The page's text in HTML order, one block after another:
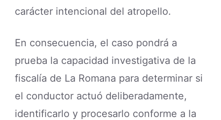
carácter intencional del atropello.
En consecuencia, el caso pondrá a
prueba la capacidad investigativa de la
fiscalía de La Romana para determinar si
el conductor actuó deliberadamente,
identificarlo y procesarlo conforme a la